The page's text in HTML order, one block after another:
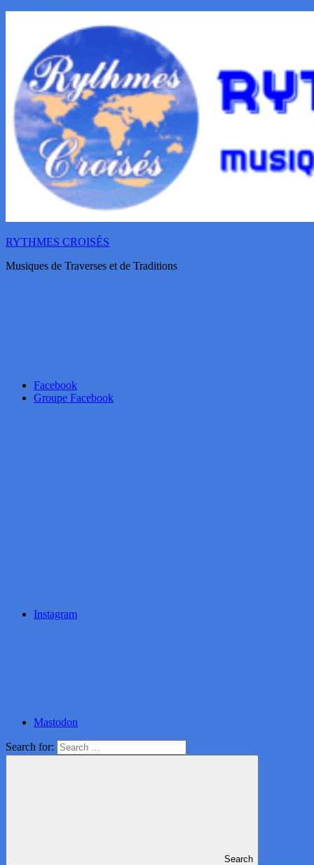
RYTHMES CROISÉS
Musiques de Traverses et de Traditions
Facebook
Groupe Facebook
Instagram
Mastodon
Search for:
Search